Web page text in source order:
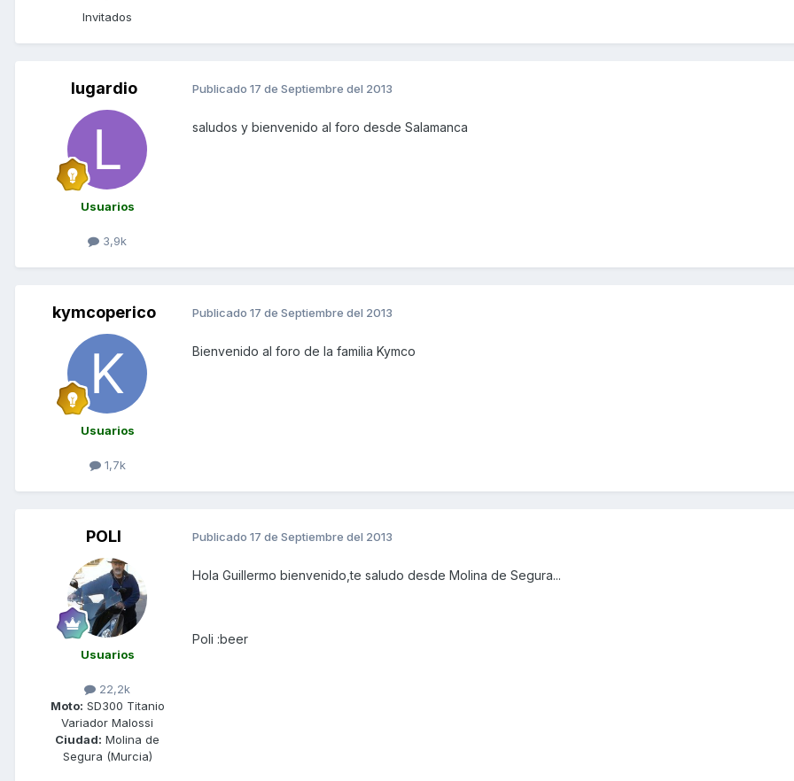
Invitados
lugardio
Usuarios
3,9k
Publicado 17 de Septiembre del 2013
saludos y bienvenido al foro desde Salamanca
kymcoperico
Usuarios
1,7k
Publicado 17 de Septiembre del 2013
Bienvenido al foro de la familia Kymco
POLI
Usuarios
22,2k
Moto: SD300 Titanio
Variador Malossi
Ciudad: Molina de
Segura (Murcia)
Publicado 17 de Septiembre del 2013
Hola Guillermo bienvenido,te saludo desde Molina de Segura...
Poli :beer